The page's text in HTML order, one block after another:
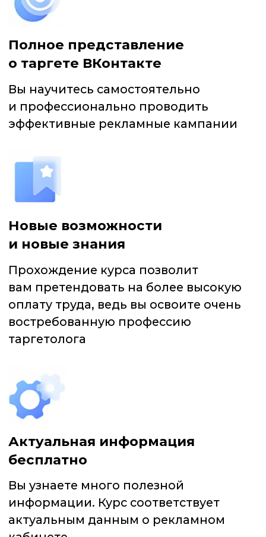
Актуальная информация
Вы узнаете много полезной
информации. Курс соответствует
кабинете
которые длятся не более 10 минут
ПРОГРАММА КУРСА
«4 ВАРИАНТА: КАК
СОЗДАТЬ ПОСТ-ЗАКРЕП
ВО ВКОНТАКТЕ»
СОЗДАТЕЛИ ПРОЕКТА
65 000 ЧЕЛ.
ПРОШЛО УЖЕ БОЛЕЕ